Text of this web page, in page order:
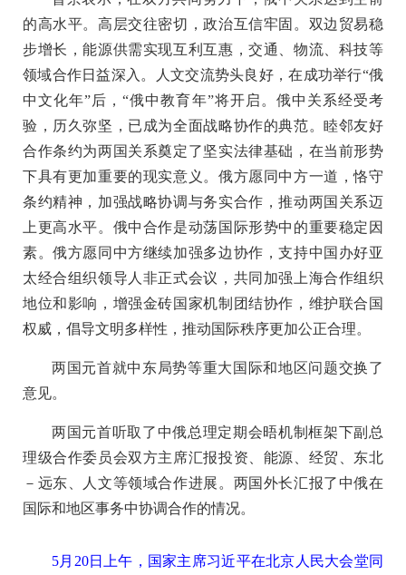
的高水平。高层交往密切，政治互信牢固。双边贸易稳
步增长，能源供需实现互利互惠，交通、物流、科技等
领域合作日益深入。人文交流势头良好，在成功举行“俄
中文化年”后，“俄中教育年”将开启。俄中关系经受考
验，历久弥坚，已成为全面战略协作的典范。睦邻友好
合作条约为两国关系奠定了坚实法律基础，在当前形势
下具有更加重要的现实意义。俄方愿同中方一道，恪守
条约精神，加强战略协调与务实合作，推动两国关系迈
上更高水平。俄中合作是动荡国际形势中的重要稳定因
素。俄方愿同中方继续加强多边协作，支持中国办好亚
太经合组织领导人非正式会议，共同加强上海合作组织
地位和影响，增强金砖国家机制团结协作，维护联合国
权威，倡导文明多样性，推动国际秩序更加公正合理。
两国元首就中东局势等重大国际和地区问题交换了
意见。
两国元首听取了中俄总理定期会晤机制框架下副总
理级合作委员会双方主席汇报投资、能源、经贸、东北
－远东、人文等领域合作进展。两国外长汇报了中俄在
国际和地区事务中协调合作的情况。
5月20日上午，国家主席习近平在北京人民大会堂同